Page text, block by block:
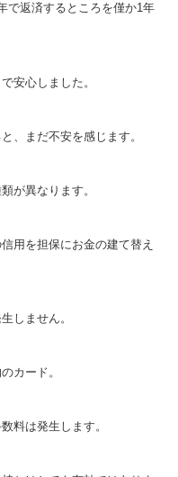
で返済するところを僅か1年
安心しました。
、まだ不安を感じます。
が異なります。
用を担保にお金の建て替え
しません。
カード。
料は発生します。